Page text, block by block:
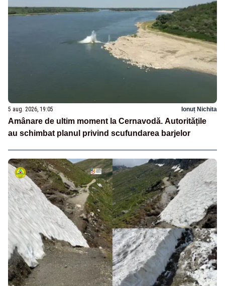
5 aug. 2026, 19:05 Ionuț Nichita
Amânare de ultim moment la Cernavodă. Autoritățile
au schimbat planul privind scufundarea barjelor